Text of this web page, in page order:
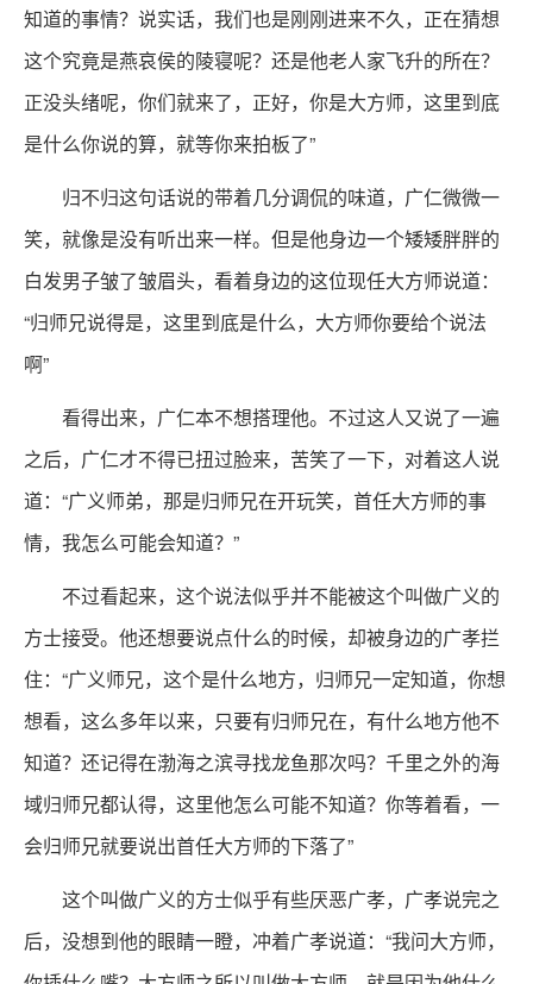
知道的事情？说实话，我们也是刚刚进来不久，正在猜想
这个究竟是燕哀侯的陵寝呢？还是他老人家飞升的所在？
正没头绪呢，你们就来了，正好，你是大方师，这里到底
是什么你说的算，就等你来拍板了”
归不归这句话说的带着几分调侃的味道，广仁微微一
笑，就像是没有听出来一样。但是他身边一个矮矮胖胖的
白发男子皱了皱眉头，看着身边的这位现任大方师说道：
“归师兄说得是，这里到底是什么，大方师你要给个说法
啊”
看得出来，广仁本不想搭理他。不过这人又说了一遍
之后，广仁才不得已扭过脸来，苦笑了一下，对着这人说
道：“广义师弟，那是归师兄在开玩笑，首任大方师的事
情，我怎么可能会知道？”
不过看起来，这个说法似乎并不能被这个叫做广义的
方士接受。他还想要说点什么的时候，却被身边的广孝拦
住：“广义师兄，这个是什么地方，归师兄一定知道，你想
想看，这么多年以来，只要有归师兄在，有什么地方他不
知道？还记得在渤海之滨寻找龙鱼那次吗？千里之外的海
域归师兄都认得，这里他怎么可能不知道？你等着看，一
会归师兄就要说出首任大方师的下落了”
这个叫做广义的方士似乎有些厌恶广孝，广孝说完之
后，没想到他的眼睛一瞪，冲着广孝说道：“我问大方师，